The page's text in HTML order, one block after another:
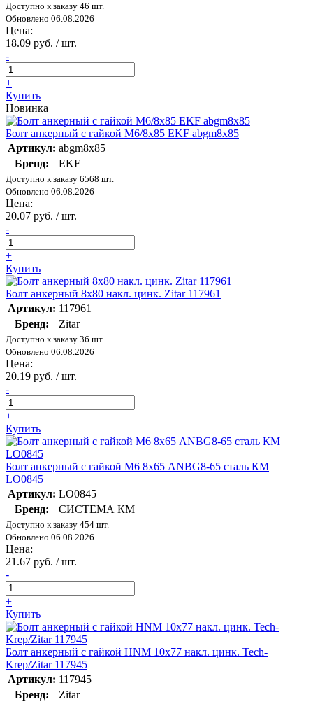
Доступно к заказу 46 шт.
Обновлено 06.08.2026
Цена:
18.09 руб. / шт.
-
+
Купить
Новинка
Болт анкерный с гайкой М6/8х85 EKF abgm8х85
Артикул: abgm8x85
Бренд:
EKF
Доступно к заказу 6568 шт.
Обновлено 06.08.2026
Цена:
20.07 руб. / шт.
-
+
Купить
Болт анкерный 8х80 накл. цинк. Zitar 117961
Артикул: 117961
Бренд:
Zitar
Доступно к заказу 36 шт.
Обновлено 06.08.2026
Цена:
20.19 руб. / шт.
-
+
Купить
Болт анкерный с гайкой М6 8х65 ANBG8-65 сталь КМ
LO0845
Артикул: LO0845
Бренд:
СИСТЕМА КМ
Доступно к заказу 454 шт.
Обновлено 06.08.2026
Цена:
21.67 руб. / шт.
-
+
Купить
Болт анкерный с гайкой HNM 10х77 накл. цинк. Tech-
Krep/Zitar 117945
Артикул: 117945
Бренд:
Zitar